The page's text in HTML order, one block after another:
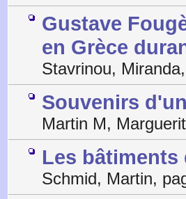
Gustave
en Grèce
Stavrinou,
Souvenirs
Martin M,
Les
Schmid, Martin,